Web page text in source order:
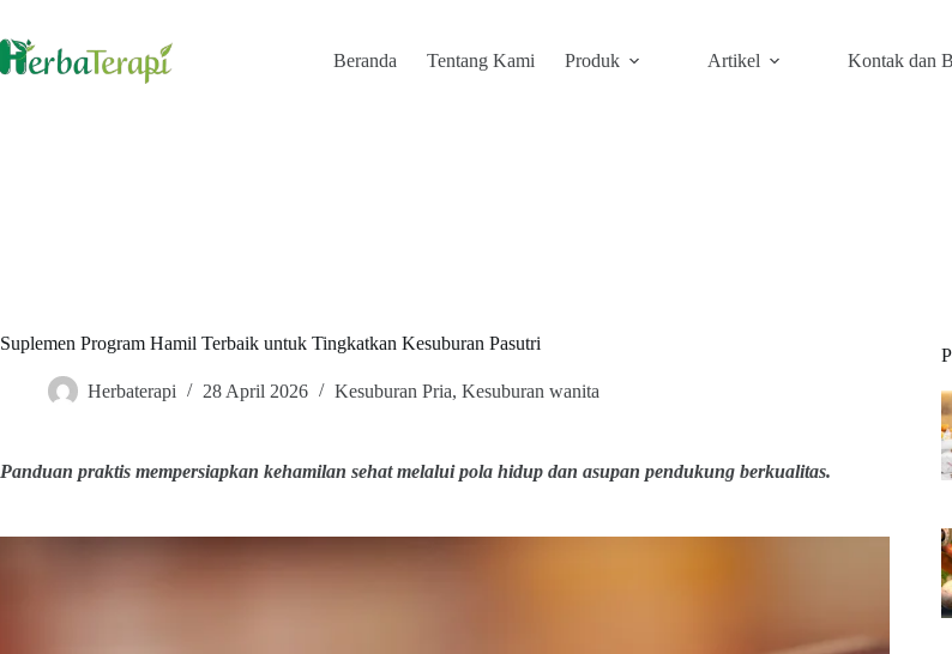
content
Beranda Tentang Kami Produk Artikel Kontak dan
Suplemen Program Hamil Terbaik untuk Tingkatkan Kesuburan Pasutri
Herbaterapi 28 April 2026 Kesuburan Pria, Kesuburan wanita
Panduan praktis mempersiapkan kehamilan sehat melalui pola hidup dan asupan pendukung berkualitas.